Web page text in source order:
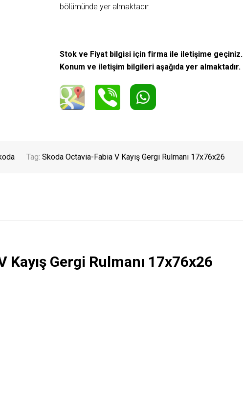
bölümünde yer almaktadır.
Stok ve Fiyat bilgisi için firma ile iletişime geçiniz.
Konum ve iletişim bilgileri aşağıda yer almaktadır.
Tag: Skoda Octavia-Fabia V Kayış Gergi Rulmanı 17x76x26
Kayış Gergi Rulmanı 17x76x26